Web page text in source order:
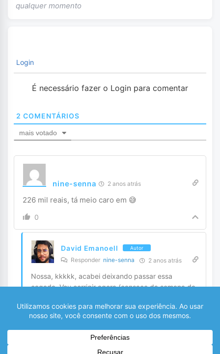
qualquer momento
Login
É necessário fazer o Login para comentar
2 COMENTÁRIOS
mais votado
nine-senna 2 anos atrás
226 mil reais, tá meio caro em 😅
0
David Emanoell Autor
Responder nine-senna 2 anos atrás
Nossa, kkkkk, acabei deixando passar essa
cagada. Vou corrigir agora (cansaço da semana da
0